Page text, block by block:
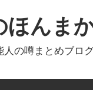
ほんま
人の噂まとめブロ